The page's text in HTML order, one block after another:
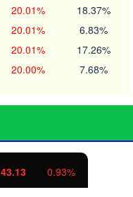
20.01% 18.37%
20.01% 6.83%
20.01% 17.26%
20.00% 7.68%
43.13 0.93%